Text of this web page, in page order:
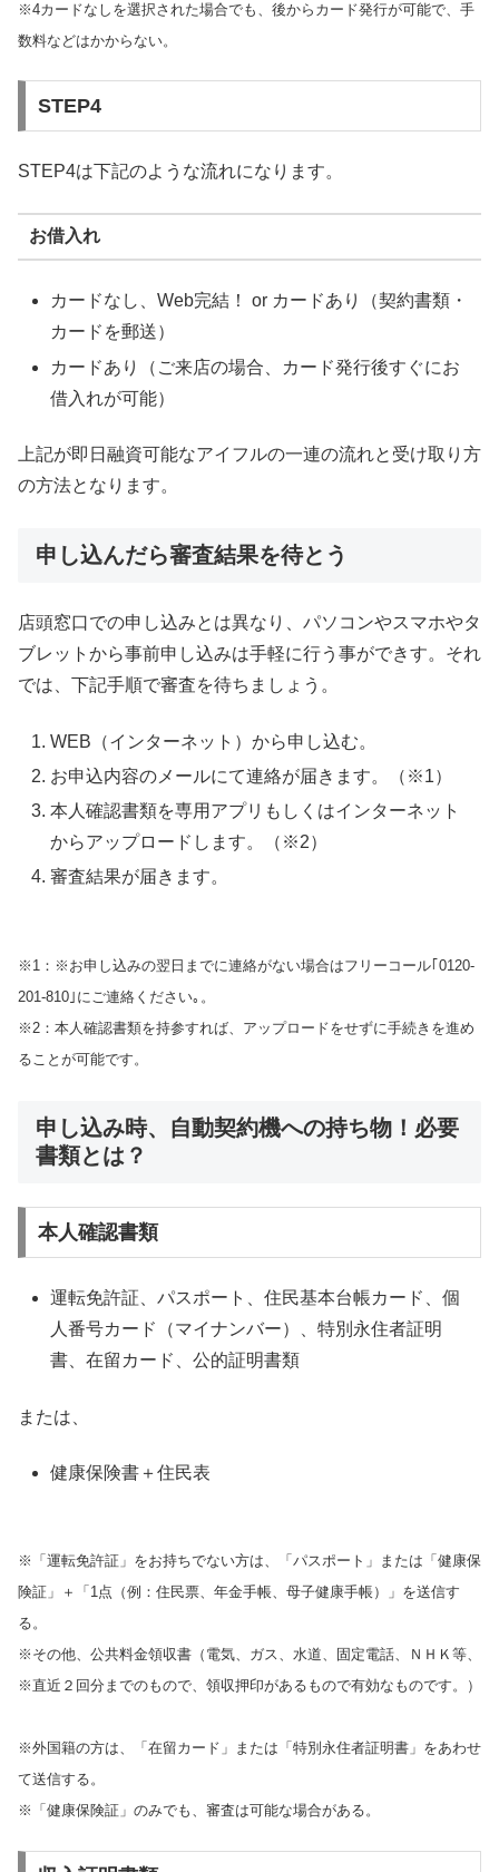
※4カードなしを選択された場合でも、後からカード発行が可能で、手
数料などはかからない。
STEP4
STEP4は下記のような流れになります。
お借入れ
カードなし、Web完結！ or カードあり（契約書類・
カードを郵送）
カードあり（ご来店の場合、カード発行後すぐにお
借入れが可能）
上記が即日融資可能なアイフルの一連の流れと受け取り方
の方法となります。
申し込んだら審査結果を待とう
店頭窓口での申し込みとは異なり、パソコンやスマホやタ
ブレットから事前申し込みは手軽に行う事ができす。それ
では、下記手順で審査を待ちましょう。
WEB（インターネット）から申し込む。
お申込内容のメールにて連絡が届きます。（※1）
本人確認書類を専用アプリもしくはインターネット
からアップロードします。（※2）
審査結果が届きます。
※1：※お申し込みの翌日までに連絡がない場合はフリーコール｢0120-
201-810｣にご連絡ください｡。
※2：本人確認書類を持参すれば、アップロードをせずに手続きを進め
ることが可能です。
申し込み時、自動契約機への持ち物！必要
書類とは？
本人確認書類
運転免許証、パスポート、住民基本台帳カード、個
人番号カード（マイナンバー）、特別永住者証明
書、在留カード、公的証明書類
または、
健康保険書＋住民表
※「運転免許証」をお持ちでない方は、「パスポート」または「健康保
険証」＋「1点（例：住民票、年金手帳、母子健康手帳）」を送信す
る。
※その他、公共料金領収書（電気、ガス、水道、固定電話、ＮＨＫ等、
※直近２回分までのもので、領収押印があるもので有効なものです。）
※外国籍の方は、「在留カード」または「特別永住者証明書」をあわせ
て送信する。
※「健康保険証」のみでも、審査は可能な場合がある。